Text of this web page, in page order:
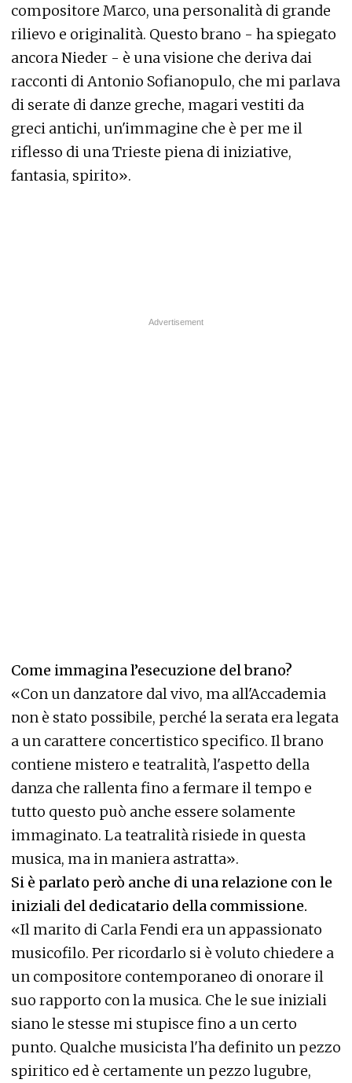
compositore Marco, una personalità di grande
rilievo e originalità. Questo brano - ha spiegato
ancora Nieder - è una visione che deriva dai
racconti di Antonio Sofianopulo, che mi parlava
di serate di danze greche, magari vestiti da
greci antichi, un'immagine che è per me il
riflesso di una Trieste piena di iniziative,
fantasia, spirito».
Come immagina l’esecuzione del brano?
«Con un danzatore dal vivo, ma all'Accademia
non è stato possibile, perché la serata era legata
a un carattere concertistico specifico. Il brano
contiene mistero e teatralità, l'aspetto della
danza che rallenta fino a fermare il tempo e
tutto questo può anche essere solamente
immaginato. La teatralità risiede in questa
musica, ma in maniera astratta».
Si è parlato però anche di una relazione con le
iniziali del dedicatario della commissione.
«Il marito di Carla Fendi era un appassionato
musicofilo. Per ricordarlo si è voluto chiedere a
un compositore contemporaneo di onorare il
suo rapporto con la musica. Che le sue iniziali
siano le stesse mi stupisce fino a un certo
punto. Qualche musicista l'ha definito un pezzo
spiritico ed è certamente un pezzo lugubre,